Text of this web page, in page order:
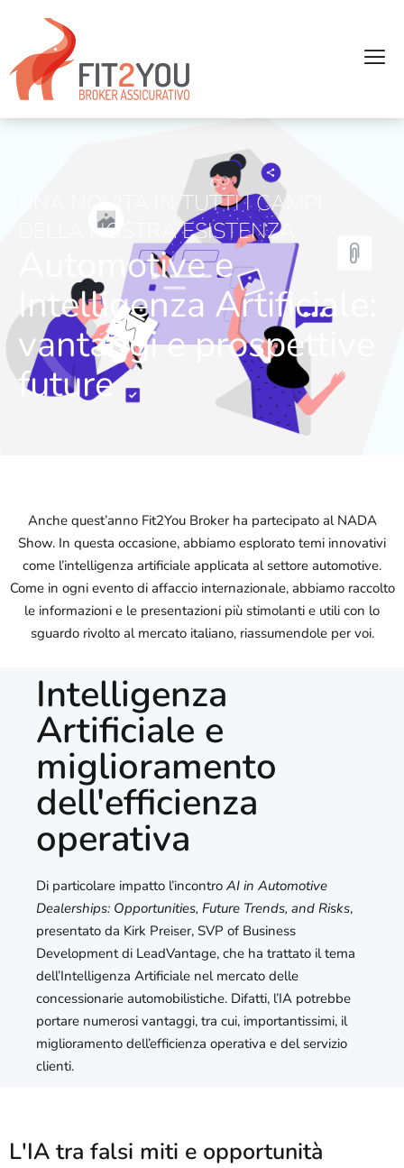
UNA NOVITA IN TUTTI I CAMPI
DELLA NOSTRA ESISTENZA
Automotive e
Intelligenza Artificiale:
vantaggi e prospettive
future
Anche quest’anno Fit2You Broker ha partecipato al NADA
Show. In questa occasione, abbiamo esplorato temi innovativi
come l’intelligenza artificiale applicata al settore automotive.
Come in ogni evento di affaccio internazionale, abbiamo raccolto
le informazioni e le presentazioni più stimolanti e utili con lo
sguardo rivolto al mercato italiano, riassumendole per voi.
Intelligenza
Artificiale e
miglioramento
dell'efficienza
operativa
Di particolare impatto l’incontro AI in Automotive
Dealerships: Opportunities, Future Trends, and Risks,
presentato da Kirk Preiser, SVP of Business
Development di LeadVantage, che ha trattato il tema
dell’Intelligenza Artificiale nel mercato delle
concessionarie automobilistiche. Difatti, l’IA potrebbe
portare numerosi vantaggi, tra cui, importantissimi, il
miglioramento dell’efficienza operativa e del servizio
clienti.
L'IA tra falsi miti e opportunità